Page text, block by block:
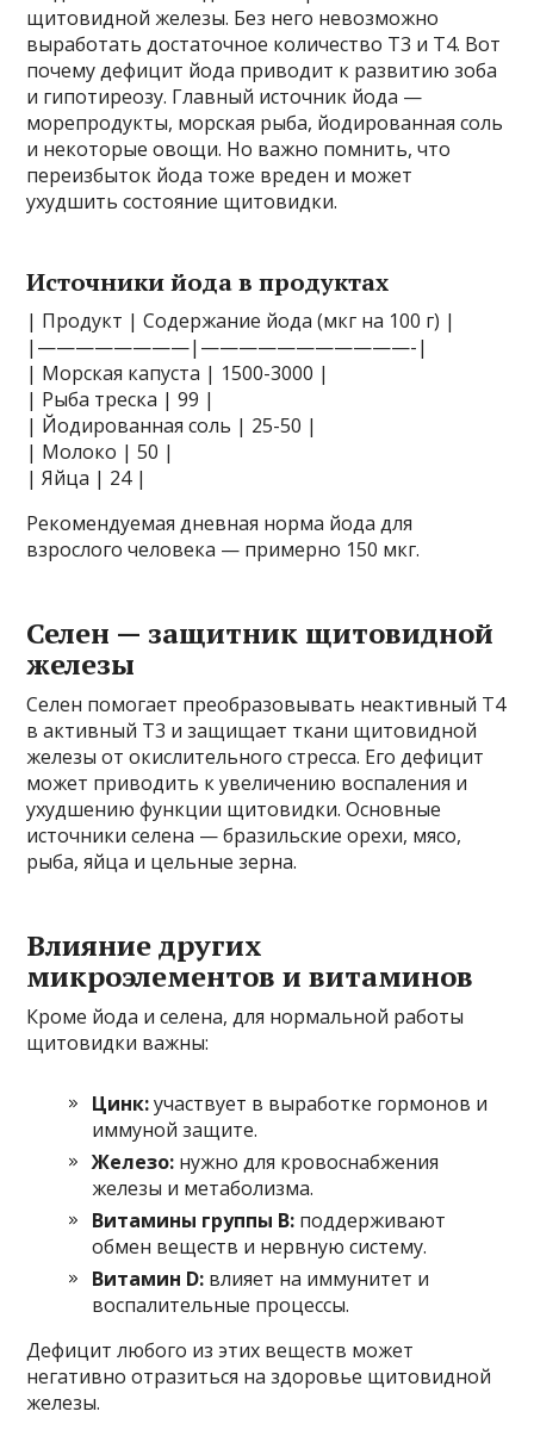
щитовидной железы. Без него невозможно
выработать достаточное количество Т3 и Т4. Вот
почему дефицит йода приводит к развитию зоба
и гипотиреозу. Главный источник йода —
морепродукты, морская рыба, йодированная соль
и некоторые овощи. Но важно помнить, что
переизбыток йода тоже вреден и может
ухудшить состояние щитовидки.
Источники йода в продуктах
| Продукт | Содержание йода (мкг на 100 г) |
|————————|———————————-|
| Морская капуста | 1500-3000 |
| Рыба треска | 99 |
| Йодированная соль | 25-50 |
| Молоко | 50 |
| Яйца | 24 |
Рекомендуемая дневная норма йода для
взрослого человека — примерно 150 мкг.
Селен — защитник щитовидной
железы
Селен помогает преобразовывать неактивный Т4
в активный Т3 и защищает ткани щитовидной
железы от окислительного стресса. Его дефицит
может приводить к увеличению воспаления и
ухудшению функции щитовидки. Основные
источники селена — бразильские орехи, мясо,
рыба, яйца и цельные зерна.
Влияние других
микроэлементов и витаминов
Кроме йода и селена, для нормальной работы
щитовидки важны:
Цинк:участвует в выработке гормонов и
иммуной защите.
Железо: нужно для кровоснабжения
железы и метаболизма.
Витамины группы B: поддерживают
обмен веществ и нервную систему.
Витамин D: влияет на иммунитет и
воспалительные процессы.
Дефицит любого из этих веществ может
негативно отразиться на здоровье щитовидной
железы.